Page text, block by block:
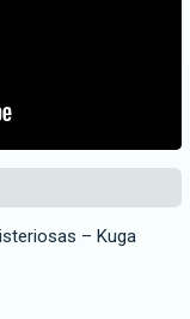
– Kuga